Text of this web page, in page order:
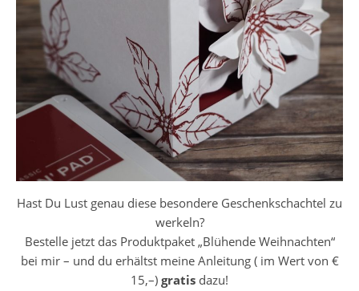
Hast Du Lust genau diese besondere Geschenkschachtel zu
werkeln?
Bestelle jetzt das Produktpaket „Blühende Weihnachten“
bei mir – und du erhältst meine Anleitung ( im Wert von €
15,–) gratis dazu!